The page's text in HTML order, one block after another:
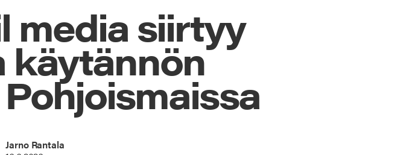
media siirtyy
käytännön
Jarno Rantala